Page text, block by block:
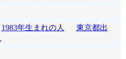
1983年生まれの人
東京都出